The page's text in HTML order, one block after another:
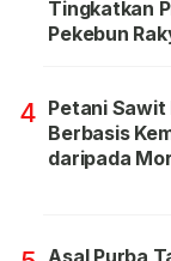
Tingkatkan
Pekebun
4 Petani Sawit
Berbasis
daripada